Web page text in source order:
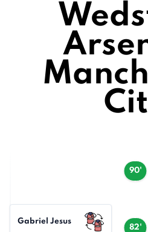
90'
82'
Gabriel Jesus